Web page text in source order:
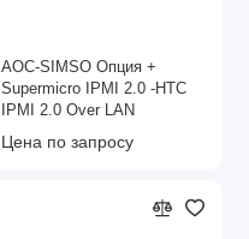
AOC-SIMSO Опция +
Supermicro IPMI 2.0 -HTC
IPMI 2.0 Over LAN
Цена по запросу